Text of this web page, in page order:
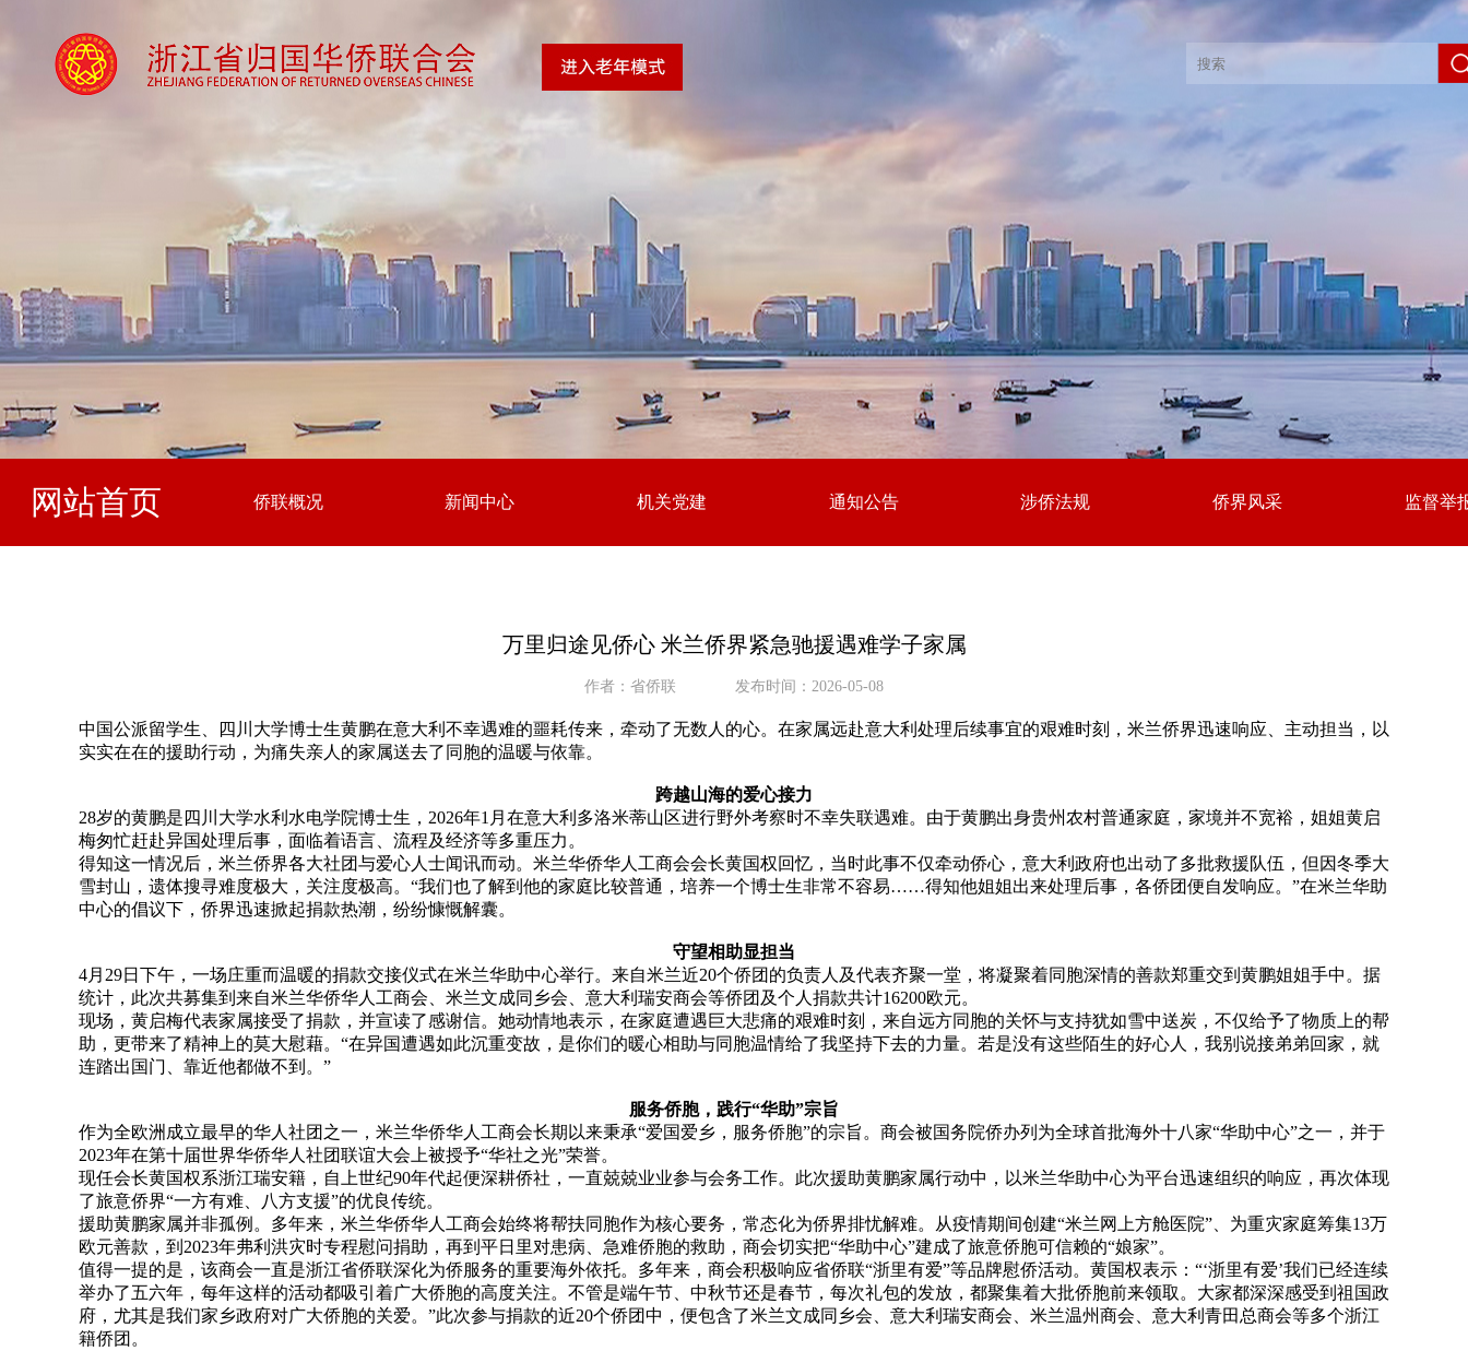
网站首页 侨联概况 新闻中心 机关党建 通知公告 涉侨法规 侨界风采 监督举
万里归途见侨心 米兰侨界紧急驰援遇难学子家属
作者：省侨联 发布时间：2026-05-08
中国公派留学生、四川大学博士生黄鹏在意大利不幸遇难的噩耗传来，牵动了无数人的心。在家属远赴意大利处理后续事宜的艰难时刻，米兰侨界迅速响应、主动担当，以
实实在在的援助行动，为痛失亲人的家属送去了同胞的温暖与依靠。
跨越山海的爱心接力
28岁的黄鹏是四川大学水利水电学院博士生，2026年1月在意大利多洛米蒂山区进行野外考察时不幸失联遇难。由于黄鹏出身贵州农村普通家庭，家境并不宽裕，姐姐黄启
梅匆忙赶赴异国处理后事，面临着语言、流程及经济等多重压力。
得知这一情况后，米兰侨界各大社团与爱心人士闻讯而动。米兰华侨华人工商会会长黄国权回忆，当时此事不仅牵动侨心，意大利政府也出动了多批救援队伍，但因冬季大
雪封山，遗体搜寻难度极大，关注度极高。“我们也了解到他的家庭比较普通，培养一个博士生非常不容易……得知他姐姐出来处理后事，各侨团便自发响应。”在米兰华助
中心的倡议下，侨界迅速掀起捐款热潮，纷纷慷慨解囊。
守望相助显担当
4月29日下午，一场庄重而温暖的捐款交接仪式在米兰华助中心举行。来自米兰近20个侨团的负责人及代表齐聚一堂，将凝聚着同胞深情的善款郑重交到黄鹏姐姐手中。据
统计，此次共募集到来自米兰华侨华人工商会、米兰文成同乡会、意大利瑞安商会等侨团及个人捐款共计16200欧元。
现场，黄启梅代表家属接受了捐款，并宣读了感谢信。她动情地表示，在家庭遭遇巨大悲痛的艰难时刻，来自远方同胞的关怀与支持犹如雪中送炭，不仅给予了物质上的帮
助，更带来了精神上的莫大慰藉。“在异国遭遇如此沉重变故，是你们的暖心相助与同胞温情给了我坚持下去的力量。若是没有这些陌生的好心人，我别说接弟弟回家，就
连踏出国门、靠近他都做不到。”
服务侨胞，践行“华助”宗旨
作为全欧洲成立最早的华人社团之一，米兰华侨华人工商会长期以来秉承“爱国爱乡，服务侨胞”的宗旨。商会被国务院侨办列为全球首批海外十八家“华助中心”之一，并于
2023年在第十届世界华侨华人社团联谊大会上被授予“华社之光”荣誉。
现任会长黄国权系浙江瑞安籍，自上世纪90年代起便深耕侨社，一直兢兢业业参与会务工作。此次援助黄鹏家属行动中，以米兰华助中心为平台迅速组织的响应，再次体现
了旅意侨界“一方有难、八方支援”的优良传统。
援助黄鹏家属并非孤例。多年来，米兰华侨华人工商会始终将帮扶同胞作为核心要务，常态化为侨界排忧解难。从疫情期间创建“米兰网上方舱医院”、为重灾家庭筹集13万
欧元善款，到2023年弗利洪灾时专程慰问捐助，再到平日里对患病、急难侨胞的救助，商会切实把“华助中心”建成了旅意侨胞可信赖的“娘家”。
值得一提的是，该商会一直是浙江省侨联深化为侨服务的重要海外依托。多年来，商会积极响应省侨联“浙里有爱”等品牌慰侨活动。黄国权表示：“‘浙里有爱’我们已经连续
举办了五六年，每年这样的活动都吸引着广大侨胞的高度关注。不管是端午节、中秋节还是春节，每次礼包的发放，都聚集着大批侨胞前来领取。大家都深深感受到祖国政
府，尤其是我们家乡政府对广大侨胞的关爱。”此次参与捐款的近20个侨团中，便包含了米兰文成同乡会、意大利瑞安商会、米兰温州商会、意大利青田总商会等多个浙江
籍侨团。